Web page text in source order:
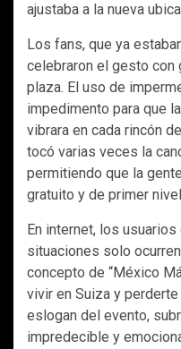
ajustaba a la nueva
Los fans, que ya
celebraron el gesto
plaza. El uso de
impedimento para que
vibrara en cada rincón
tocó varias veces la
permitiendo que la
gratuito y de primer
En internet, los
situaciones solo
concepto de “México
vivir en Suiza y
eslogan del evento,
impredecible y